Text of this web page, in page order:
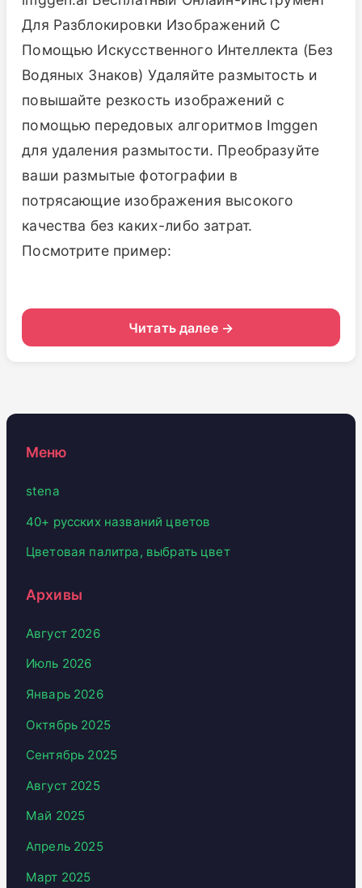
Для Разблокировки Изображений С
Помощью Искусственного Интеллекта (Без
Водяных Знаков) Удаляйте размытость и
повышайте резкость изображений с
помощью передовых алгоритмов Imggen
для удаления размытости. Преобразуйте
ваши размытые фотографии в
потрясающие изображения высокого
качества без каких-либо затрат.
Посмотрите пример:
Читать далее →
Меню
stena
40+ русских названий цветов
Цветовая палитра, выбрать цвет
Архивы
Август 2026
Июль 2026
Январь 2026
Октябрь 2025
Сентябрь 2025
Август 2025
Май 2025
Апрель 2025
Март 2025